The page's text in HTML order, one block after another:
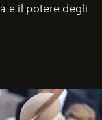
e il potere degli